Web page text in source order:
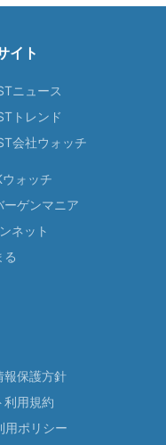
イト
ニュース
トレンド
会社ウォッチ
ウォッチ
ーゲンマニア
ネット
る
報保護方針
利用規約
用ポリシー